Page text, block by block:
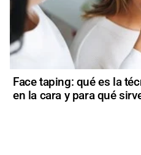
Face taping: qué es la
en la cara y para qué